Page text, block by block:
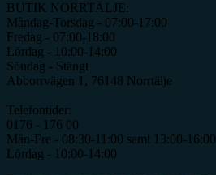
BUTIK NORRTÄLJE:
Måndag-Torsdag - 07:00-17:00
Fredag - 07:00-18:00
Lördag - 10:00-14:00
Söndag - Stängt
Abborrvägen 1, 76148 Norrtälje
Telefontider:
0176 - 176 00
Mån-Fre - 08:30-11:00 samt 13:00-16:00
Lördag - 10:00-14:00